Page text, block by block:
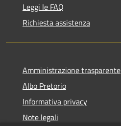
Leggi le FAQ
Richiesta assistenza
Amministrazione trasparente
Albo Pretorio
Informativa privacy
Note legali